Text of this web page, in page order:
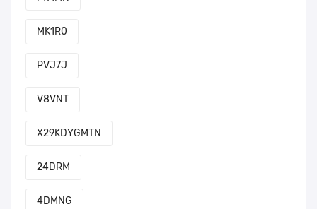
MK1R0
PVJ7J
V8VNT
X29KDYGMTN
24DRM
4DMNG